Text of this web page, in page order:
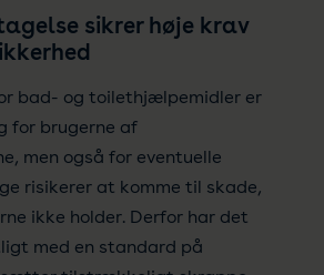
sikrer høje krav
bad- og toilethjælpemidler er
for brugerne af
men også for eventuelle
risikerer at komme til skade,
ikke holder. Derfor har det
med en standard på